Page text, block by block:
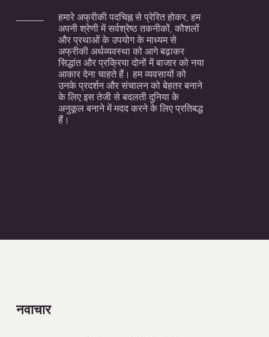
हमारे अफ्रीकी पदचिह्न से प्रेरित होकर, हम
अपनी श्रेणी में सर्वश्रेष्ठ तकनीकों, कौशलों
और प्रथाओं के उपयोग के माध्यम से
अफ्रीकी अर्थव्यवस्था को आगे बढ़ाकर
सिद्धांत और प्रक्रिया दोनों में बाजार को नया
आकार देना चाहते हैं। हम व्यवसायों को
उनके प्रदर्शन और संचालन को बेहतर बनाने
के लिए इस तेजी से बदलती दुनिया के
अनुकूल बनाने में मदद करने के लिए प्रतिबद्ध
हैं।
नवाचार